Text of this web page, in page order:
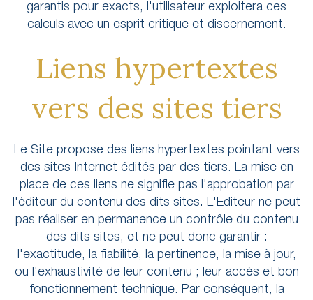
garantis pour exacts, l'utilisateur exploitera ces
calculs avec un esprit critique et discernement.
Liens hypertextes
vers des sites tiers
Le Site propose des liens hypertextes pointant vers
des sites Internet édités par des tiers. La mise en
place de ces liens ne signifie pas l'approbation par
l'éditeur du contenu des dits sites. L'Editeur ne peut
pas réaliser en permanence un contrôle du contenu
des dits sites, et ne peut donc garantir :
l'exactitude, la fiabilité, la pertinence, la mise à jour,
ou l'exhaustivité de leur contenu ; leur accès et bon
fonctionnement technique. Par conséquent, la